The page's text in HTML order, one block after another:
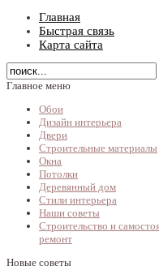
Главная
Быстрая связь
Карта сайта
Главное меню
Обои
Дизайн интерьера
Двери
Строительные материалы
Окна
Потолки
Деревянный дом
Стили интерьера
Наши советы
Строительство и
ремонт
Новые советы